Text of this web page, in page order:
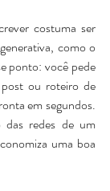
costuma ser
como o
ponto: você pede
ou roteiro de
em segundos.
das redes de um
uma boa